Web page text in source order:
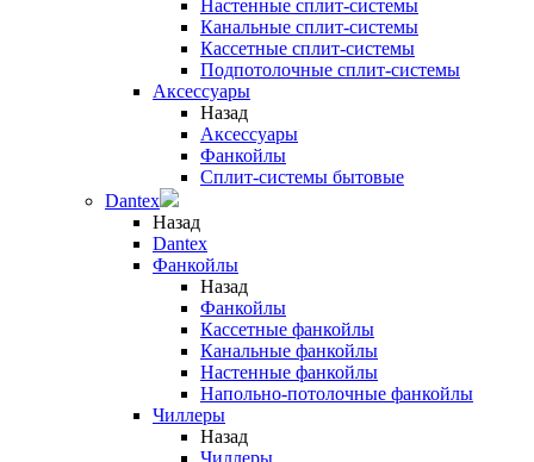
Настенные сплит-системы
Канальные сплит-системы
Кассетные сплит-системы
Подпотолочные сплит-системы
Аксессуары
Назад
Аксессуары
Фанкойлы
Сплит-системы бытовые
Dantex
Назад
Dantex
Фанкойлы
Назад
Фанкойлы
Кассетные фанкойлы
Канальные фанкойлы
Настенные фанкойлы
Напольно-потолочные фанкойлы
Чиллеры
Назад
Чиллеры